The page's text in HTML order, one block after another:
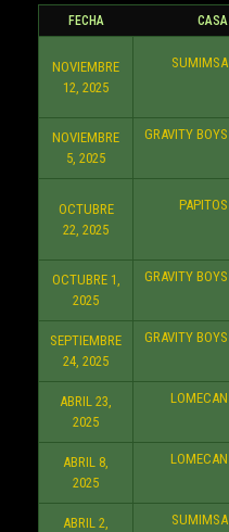
FECHA CASA
NOVIEMBRE
12, 2025
SUMIMSA
NOVIEMBRE
5, 2025
GRAVITY BOYS
OCTUBRE
22, 2025
PAPITOS
OCTUBRE 1,
2025
GRAVITY BOYS
SEPTIEMBRE
24, 2025
GRAVITY BOYS
ABRIL 23,
2025
LOMECAN
ABRIL 8,
2025
LOMECAN
ABRIL 2,
SUMIMSA